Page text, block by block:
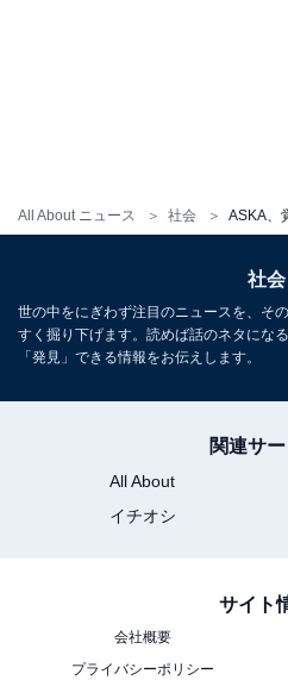
All About ニュース 社会
や幻聴、強い不安感などの症
び覚せい剤に手を伸ばし、悪
なくないと西園寺氏は述べる。
ュバックがあるためとも言え
西園寺氏は、薬物依存が起こ
解明されてはいないとしてい
社会
世の中をにぎわず注目のニュースを、そ
すく掘り下げます。読めば話のネタにな
「発見」できる情報をお伝えします。
関連サ
All About
イチオシ
サイト
会社概要
プライバシーポリシー